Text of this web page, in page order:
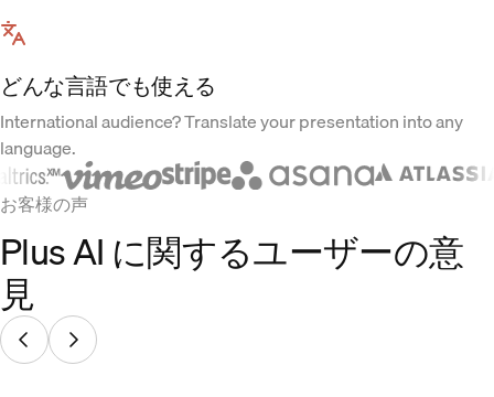
どんな言語でも使える
International audience? Translate your presentation into any
language.
お客様の声
Plus AI に関するユーザーの意
見